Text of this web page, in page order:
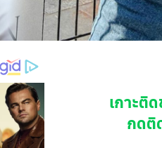
เกาะติ
กดติ